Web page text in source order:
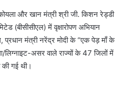
और खान मंत्री श्री जी. किशन रेड्डी
(बीसीसीएल) में वृक्षारोपण अभियान
मंत्री नरेंद्र मोदी के “एक पेड़ माँ के
लिग्नाइट-असर वाले राज्यों के 47 जिलों में
गई थी।